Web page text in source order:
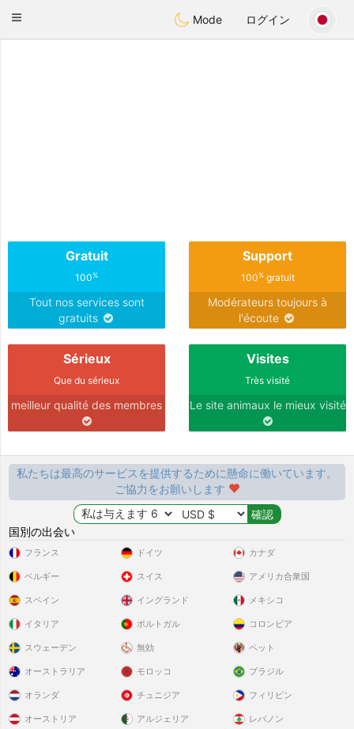
Animour
Toggle
Mode ログイン
Gratuit
100%
Tout nos services sont
gratuits
Support
100%gratuit
Modérateurs toujours à
l'écoute
Sérieux
Que du sérieux
meilleur qualité des membres
Visites
Très visité
Le site animaux le mieux visité
私たちは最高のサービスを提供するために懸命に働いています。
ご協力をお願いします
国別の出会い
フランス
ベルギー
スペイン
イタリア
スウェーデン
ドイツ
スイス
イングランド
ポルトガル
無効
カナダ
アメリカ合衆国
メキシコ
コロンビア
ペット
オーストラリア
オランダ
オーストリア
モロッコ
チュニジア
アルジェリア
ブラジル
フィリピン
レバノン